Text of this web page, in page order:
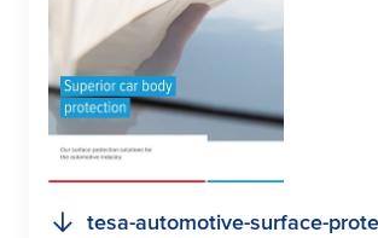
tesa-automotive-surface-